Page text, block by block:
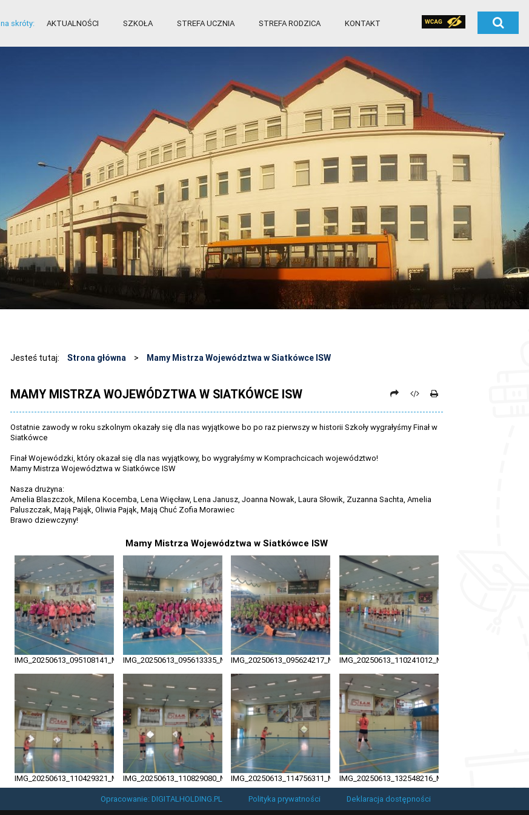
na skróty: AKTUALNOŚCI SZKOŁA STREFA UCZNIA STREFA RODZICA KONTAKT
Jesteś tutaj: Strona główna > Mamy Mistrza Województwa w Siatkówce ISW
MAMY MISTRZA WOJEWÓDZTWA W SIATKÓWCE ISW
Ostatnie zawody w roku szkolnym okazały się dla nas wyjątkowe bo po raz pierwszy w historii Szkoły wygrałyśmy Finał w
Siatkówce
Finał Wojewódzki, który okazał się dla nas wyjątkowy, bo wygrałyśmy w Komprachcicach województwo!
Mamy Mistrza Województwa w Siatkówce ISW
Nasza drużyna:
Amelia Blaszczok, Milena Kocemba, Lena Więcław, Lena Janusz, Joanna Nowak, Laura Słowik, Zuzanna Sachta, Amelia
Paluszczak, Mają Pająk, Oliwia Pająk, Mają Chuć Zofia Morawiec
Brawo dziewczyny!
Mamy Mistrza Województwa w Siatkówce ISW
IMG_20250613_095108141_MFNRIMG_20250613_095613335_MFNRIMG_20250613_095624217_MFNRIMG_20250613_110241012_MFNR
IMG_20250613_110429321_MFNRIMG_20250613_110829080_MFNRIMG_20250613_114756311_MFNRIMG_20250613_132548216_MFNR
Opracowanie: DIGITALHOLDING.PL
Polityka prywatności Deklaracja dostępności